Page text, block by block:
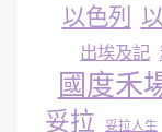
以色列
出埃及記
國度禾
妥拉 妥拉人生